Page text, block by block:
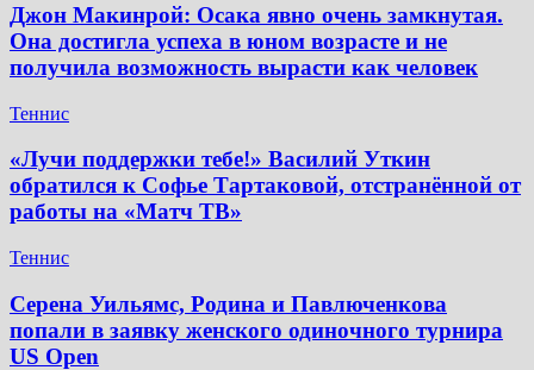
Джон Макинрой: Осака явно очень замкнутая.
Она достигла успеха в юном возрасте и не
получила возможность вырасти как человек
Теннис
«Лучи поддержки тебе!» Василий Уткин
обратился к Софье Тартаковой, отстранённой от
работы на «Матч ТВ»
Теннис
Серена Уильямс, Родина и Павлюченкова
попали в заявку женского одиночного турнира
US Open